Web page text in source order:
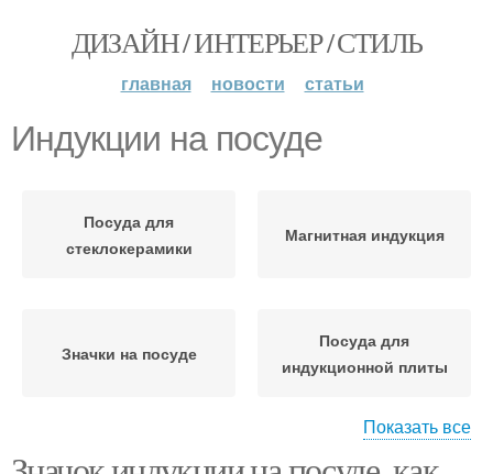
ДИЗАЙН / ИНТЕРЬЕР / СТИЛЬ
главная новости статьи
Индукции на посуде
Посуда для
стеклокерамики
Магнитная индукция
Значки на посуде
Посуда для
индукционной плиты
Показать все